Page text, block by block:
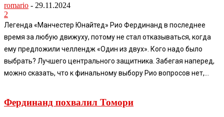
romario - 29.11.2024
2
Легенда «Манчестер Юнайтед» Рио Фердинанд в последнее
время за любую движуху, потому не стал отказываться, когда
ему предложили челлендж «Один из двух». Кого надо было
выбрать? Лучшего центрального защитника. Забегая наперед,
можно сказать, что к финальному выбору Рио вопросов нет,...
Фердинанд похвалил Томори